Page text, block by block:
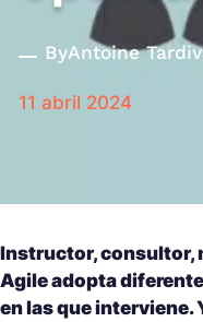
ByAntoine
11 abril 2024
Instructor, consultor,
Agile adopta
en las que interviene.